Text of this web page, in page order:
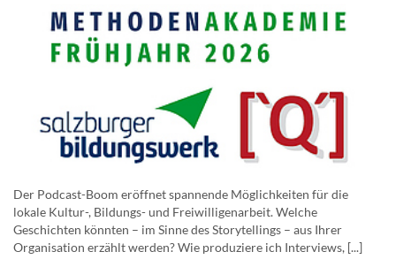
Der Podcast-Boom eröffnet spannende Möglichkeiten für die
lokale Kultur-, Bildungs- und Freiwilligenarbeit. Welche
Geschichten könnten – im Sinne des Storytellings – aus Ihrer
Organisation erzählt werden? Wie produziere ich Interviews, [...]